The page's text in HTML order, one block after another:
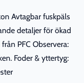
Avtagbar fuskpäls
detaljer för ökad
PFC Observera:
Foder & yttertyg: